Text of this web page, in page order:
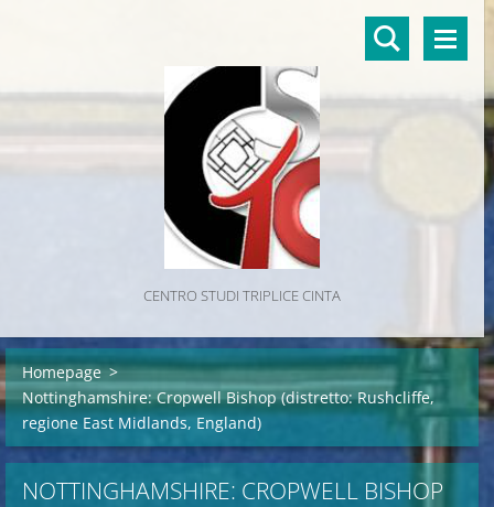
CENTRO STUDI TRIPLICE CINTA
Homepage >
Nottinghamshire: Cropwell Bishop (distretto: Rushcliffe,
regione East Midlands, England)
NOTTINGHAMSHIRE: CROPWELL BISHOP